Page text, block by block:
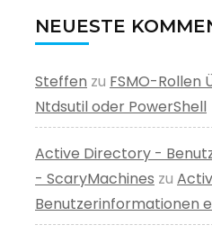
NEUESTE
Steffen zu FSMO-Rollen
Ntdsutil oder PowerShell
Active Directory -
- ScaryMachines zu
Benutzerinformationen